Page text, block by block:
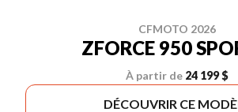
CFMOTO 2026
ZFORCE 950
À partir de 24 199 $
DÉCOUVRIR CE